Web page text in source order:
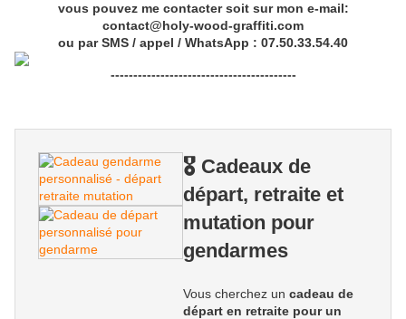
vous pouvez me contacter soit sur mon e-mail:
contact@holy-wood-graffiti.com
ou par SMS / appel / WhatsApp : 07.50.33.54.40
-----------------------------------------
🎖️ Cadeaux de
départ, retraite et
mutation pour
gendarmes
Vous cherchez un cadeau de
départ en retraite pour un